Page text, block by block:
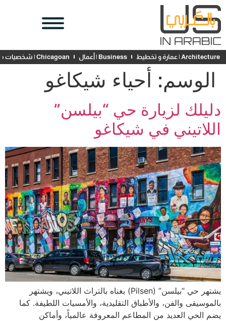
Architecture | عمارة و تخطيط Business | أعمال Chicagoan | شخصيات محلية
الوسم: أحياء شيكاغو
دليلك لزيارة حي “بيلسن”
اللاتيني في شيكاغو
يشتهر حي “بيلسن” (Pilsen) بغناه بالتراث اللاتيني، ويشتهر
بالموسيقى والفن، والأطباق التقليدية، والأمسيات اللطيفة. كما
يضم الحي العديد من المطاعم المعروفة عالمياً، وأماكن